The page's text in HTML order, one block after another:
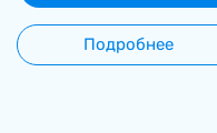
Подробнее